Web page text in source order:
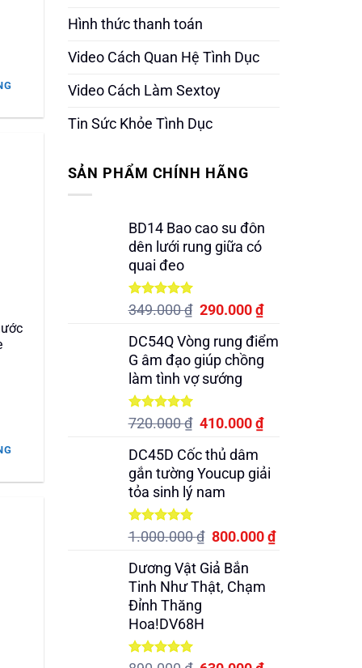
Hình thức thanh toán
Video Cách Quan Hệ Tình Dục
Video Cách Làm Sextoy
Tin Sức Khỏe Tình Dục
SẢN PHẨM CHÍNH HÃNG
BD14 Bao cao su đôn
dên lưới rung giữa có
quai đeo
Được xếp
5 sao
349.000₫ Giá
là:
349.000 ₫.
290.000₫Giá
tại
là:
DC54Q Vòng rung điểm
G âm đạo giúp chồng
làm tình vợ sướng
Được xếp
5 sao
720.000₫ Giá
là:
720.000 ₫.
410.000₫Giá
là:
DC45D Cốc thủ dâm
gắn tường Youcup giải
tỏa sinh lý nam
Được xếp
5 sao
1.000.000₫ Giá
là:
1.000.000 ₫.
800.000₫Giá
Dương Vật Giả Bắn
Tinh Như Thật, Chạm
Đỉnh Thăng
Hoa!DV68H